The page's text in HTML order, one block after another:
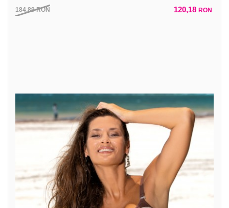
184,89RON 120,18 RON